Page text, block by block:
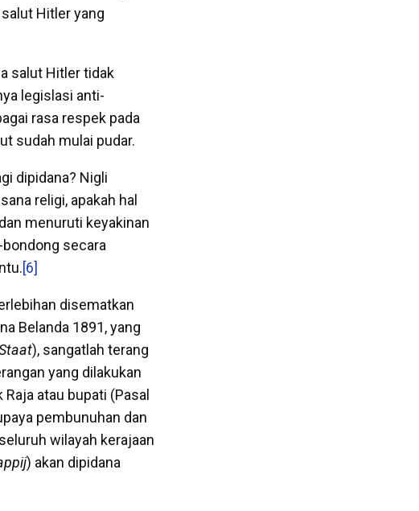
salut Hitler yang
salut Hitler tidak
legislasi anti-
rasa respek pada
sudah mulai pudar.
dipidana? Nigli
religi, apakah hal
menuruti keyakinan
secara
[6]
disematkan
Belanda 1891, yang
), sangatlah terang
yang dilakukan
atau bupati (Pasal
pembunuhan dan
wilayah kerajaan
) akan dipidana